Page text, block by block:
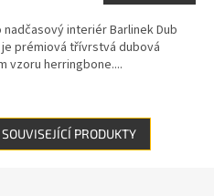
interiér Barlinek Dub
prémiová třívrstvá dubová
vzoru herringbone....
PRODUKTY